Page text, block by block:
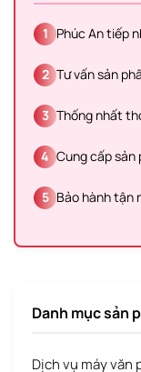
1 Phúc An tiếp
2 Tư vấn sản
3 Thống nhất
4 Cung cấp sản
5 Bảo hành tận
Danh mục sản
Dịch vụ máy văn